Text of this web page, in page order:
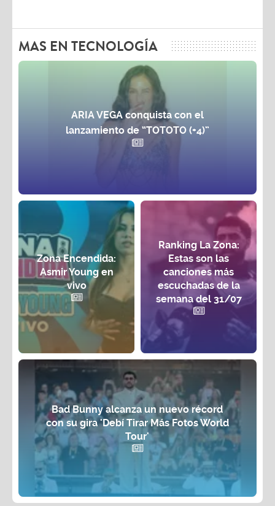
MAS EN TECNOLOGÍA
ARIA VEGA conquista con el
lanzamiento de “TOTOTO (+4)”
Zona Encendida:
Asmir Young en
vivo
Ranking La Zona:
Estas son las
canciones más
escuchadas de la
semana del 31/07
Bad Bunny alcanza un nuevo récord
con su gira 'Debí Tirar Más Fotos World
Tour'